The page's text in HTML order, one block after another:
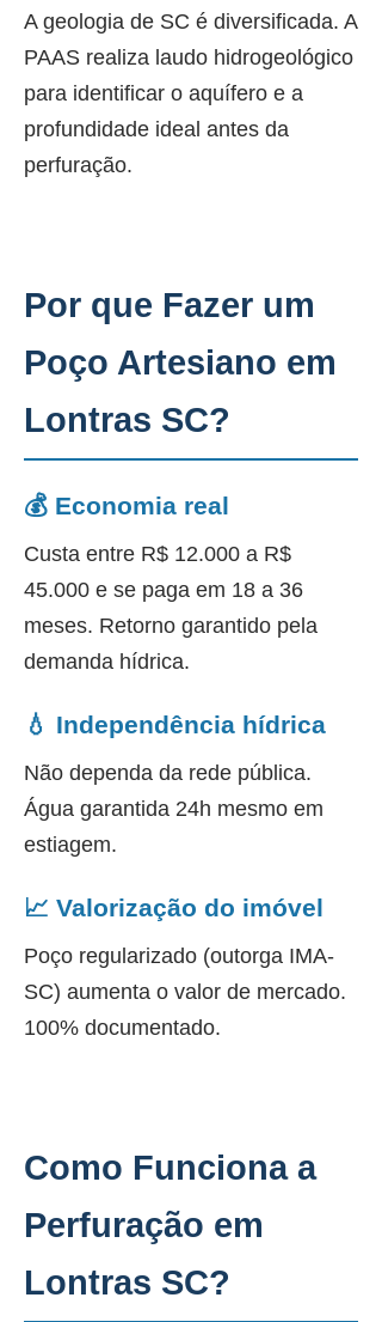
A geologia de SC é diversificada. A
PAAS realiza laudo hidrogeológico
para identificar o aquífero e a
profundidade ideal antes da
perfuração.
Por que Fazer um
Poço Artesiano em
Lontras SC?
💰 Economia real
Custa entre R$ 12.000 a R$
45.000 e se paga em 18 a 36
meses. Retorno garantido pela
demanda hídrica.
💧 Independência hídrica
Não dependa da rede pública.
Água garantida 24h mesmo em
estiagem.
📈 Valorização do imóvel
Poço regularizado (outorga IMA-
SC) aumenta o valor de mercado.
100% documentado.
Como Funciona a
Perfuração em
Lontras SC?